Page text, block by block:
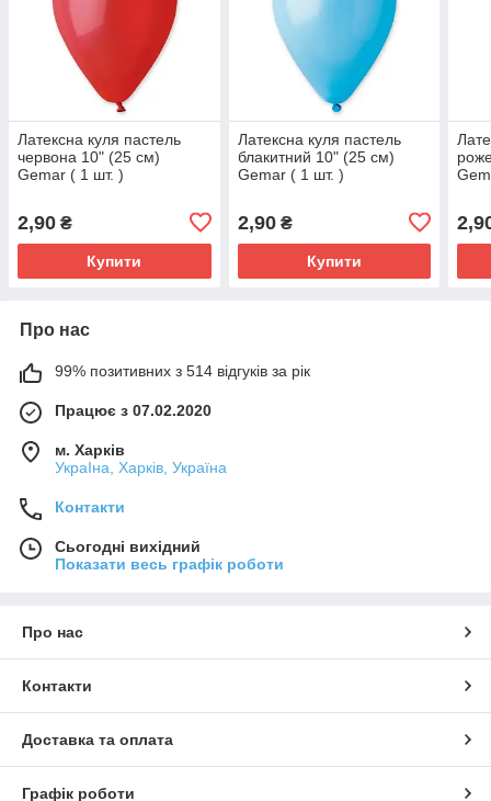
Латексна куля пастель
червона 10" (25 см)
Gemar ( 1 шт. )
2,90 ₴
Купити
Латексна куля пастель
блакитний 10" (25 см)
Gemar ( 1 шт. )
2,90₴
Купити
Про нас
99% позитивних з 514 відгуків за рік
Працює з 07.02.2020
м. Харків
УкраІна, Харків, Україна
Контакти
Сьогодні вихідний
Показати весь графік роботи
Про нас
Контакти
Доставка та оплата
Графік роботи